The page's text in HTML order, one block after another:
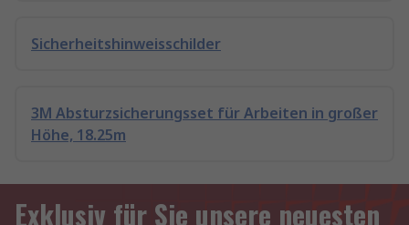
Sicherheitshinweisschilder
3M Absturzsicherungsset für Arbeiten in großer
Höhe, 18.25m
Exklusiv für Sie unsere neuesten